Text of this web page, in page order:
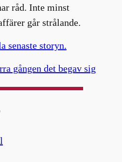
råd. Inte minst
går strålande.
senaste storyn.
gången det begav sig